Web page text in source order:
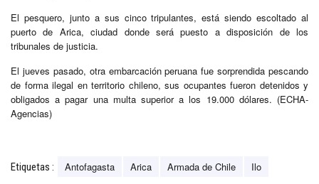
El pesquero, junto a sus cinco tripulantes, está siendo escoltado al
puerto de Arica, ciudad donde será puesto a disposición de los
tribunales de justicia.
El jueves pasado, otra embarcación peruana fue sorprendida pescando
de forma ilegal en territorio chileno, sus ocupantes fueron detenidos y
obligados a pagar una multa superior a los 19.000 dólares. (ECHA-
Agencias)
Etiquetas : Antofagasta Arica Armada de Chile Ilo